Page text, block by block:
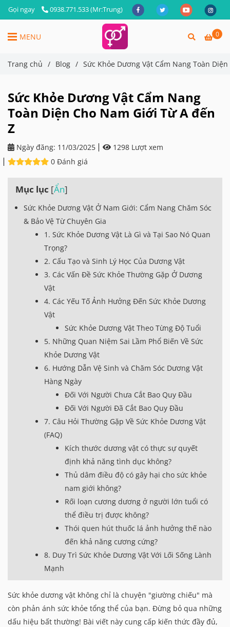
Gọi ngay 0938.771.533 (Mr:Trung)
0
MENU
Trang chủ / Blog / Sức Khỏe Dương Vật Cẩm Nang Toàn
Sức Khỏe Dương Vật Cẩm Nang
Toàn Diện Cho Nam Giới Từ A đến
Z
Ngày đăng: 11/03/2025
1298 Lượt xem
0 Đánh giá
Mục lục [Ẩn]
Sức Khỏe Dương Vật Ở Nam Giới: Cẩm Nang Chăm Sóc
& Bảo Vệ Từ Chuyên Gia
1. Sức Khỏe Dương Vật Là Gì và Tại Sao Nó Quan
Trọng?
2. Cấu Tạo và Sinh Lý Học Của Dương Vật
3. Các Vấn Đề Sức Khỏe Thường Gặp Ở Dương
Vật
4. Các Yếu Tố Ảnh Hưởng Đến Sức Khỏe Dương
Vật
Sức Khỏe Dương Vật Theo Từng Độ Tuổi
5. Những Quan Niệm Sai Lầm Phổ Biến Về Sức
Khỏe Dương Vật
6. Hướng Dẫn Vệ Sinh và Chăm Sóc Dương Vật
Hàng Ngày
Đối Với Người Chưa Cắt Bao Quy Đầu
Đối Với Người Đã Cắt Bao Quy Đầu
7. Câu Hỏi Thường Gặp Về Sức Khỏe Dương Vật
(FAQ)
Kích thước dương vật có thực sự quyết
định khả năng tình dục không?
Thủ dâm điều độ có gây hại cho sức khỏe
nam giới không?
Rối loạn cương dương ở người lớn tuổi có
thể điều trị được không?
Thói quen hút thuốc lá ảnh hưởng thế nào
đến khả năng cương cứng?
8. Duy Trì Sức Khỏe Dương Vật Với Lối Sống Lành
Mạnh
Sức khỏe dương vật không chỉ là chuyện "giường chiếu" mà
còn phản ánh sức khỏe tổng thể của bạn. Đừng bỏ qua những
dấu hiệu bất thường! Bài viết này cung cấp kiến thức đầy đủ,